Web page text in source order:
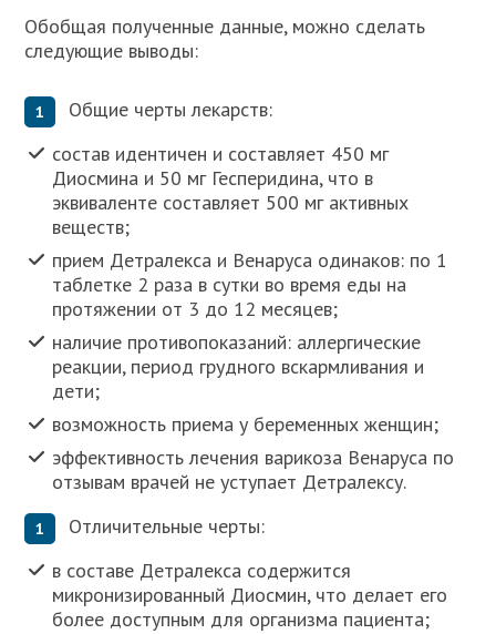
Обобщая полученные данные, можно сделать
следующие выводы:
Общие черты лекарств:
состав идентичен и составляет 450 мг
Диосмина и 50 мг Гесперидина, что в
эквиваленте составляет 500 мг активных
веществ;
прием Детралекса и Венаруса одинаков: по 1
таблетке 2 раза в сутки во время еды на
протяжении от 3 до 12 месяцев;
наличие противопоказаний: аллергические
реакции, период грудного вскармливания и
дети;
возможность приема у беременных женщин;
эффективность лечения варикоза Венаруса по
отзывам врачей не уступает Детралексу.
Отличительные черты:
в составе Детралекса содержится
микронизированный Диосмин, что делает его
более доступным для организма пациента;